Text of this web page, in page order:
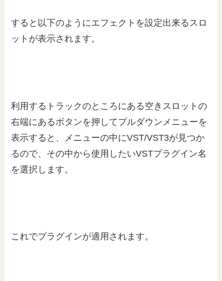
すると以下のようにエフェクトを設定出来るスロ
ットが表示されます。
利用するトラックのところにある空きスロットの
右端にあるボタンを押してプルダウンメニューを
表示すると、メニューの中にVST/VST3が見つか
るので、その中から使用したいVSTプラグイン名
を選択します。
これでプラグインが適用されます。